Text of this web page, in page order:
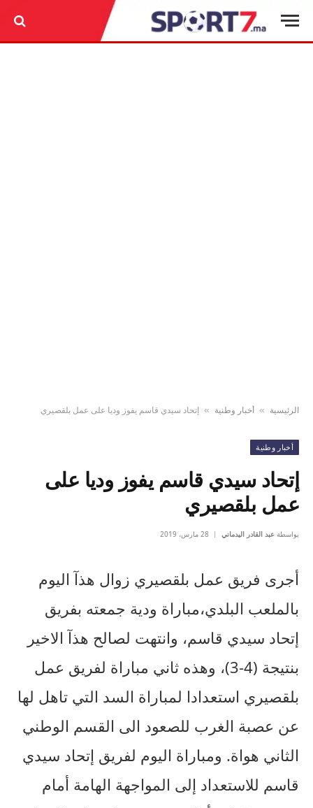
الرئيسية » أخبار وطنية » إتحاد سيدي قاسم يفوز وديا على عمل بلقصيري
أخبار وطنية
إتحاد سيدي قاسم يفوز وديا على
عمل بلقصيري
بواسطة عبد القادر اليدماني 28 مارس، 2019
أجرى فريق عمل بلقصيري زوال هذآ اليوم
بالملعب البلدي،مباراة ودية جمعته بفريق
إتحاد سيدي قاسم، وانتهت لصالح هذآ الاخير
بنتيجة (4-3)، وهذه ثاني مباراة لفريق عمل
بلقصيري استعدادا لمباراة السد التي تاهل لها
عن عصبة الغرب للصعود الى القسم الوطني
الثاني هواة. ومباراة اليوم لفريق إتحاد سيدي
قاسم للاستعداد إلى المواجهة الهامة أمام